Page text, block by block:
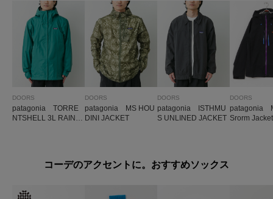
DOORS
patagonia TORRE
NTSHELL 3L RAIN J
DOORS
patagonia MS HOU
DINI JACKET
DOORS
patagonia ISTHMU
S UNLINED JACKET
DOORS
patagonia
Srorm Jacket
コーデのアクセントに。おすすめソックス